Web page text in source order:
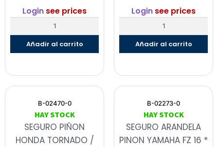
Login see prices
Añadir al carrito
Login see prices
Añadir al carrito
B-02470-0
HAY STOCK
SEGURO PIÑON
HONDA TORNADO /
B-02273-0
HAY STOCK
SEGURO ARANDELA
PINON YAMAHA FZ 16 *